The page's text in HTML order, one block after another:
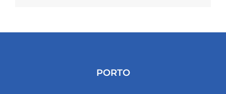
PORTO